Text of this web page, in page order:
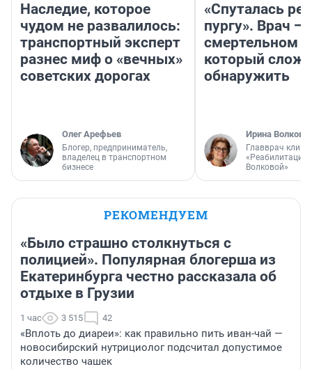
Наследие, которое
чудом не развалилось:
транспортный эксперт
разнес миф о «вечных»
советских дорогах
Олег Арефьев
Блогер, предприниматель,
владелец в транспортном
бизнесе
«Спуталась
пургу». Врач —
смертельном
который
обнаружить
Ирина Волкова
Главврач
«Реабилитация
Волковой»
РЕКОМЕНДУЕМ
«Было страшно столкнуться с
полицией». Популярная блогерша из
Екатеринбурга честно рассказала об
отдыхе в Грузии
1 час 3 515 42
«Вплоть до диареи»: как правильно пить иван-чай —
новосибирский нутрициолог подсчитал допустимое
количество чашек